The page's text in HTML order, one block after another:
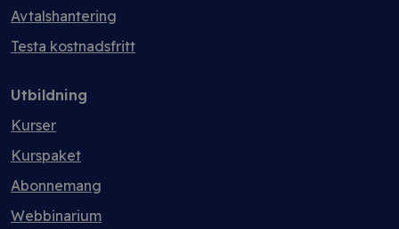
Avtalshantering
Testa kostnadsfritt
Utbildning
Kurser
Kurspaket
Abonnemang
Webbinarium